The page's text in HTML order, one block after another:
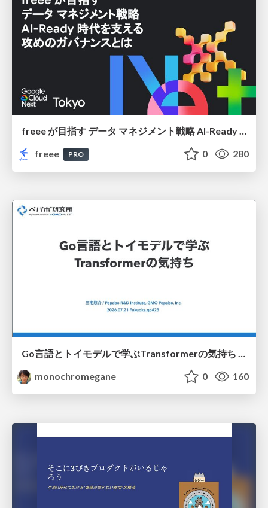
freee が目指す データ マネジメント戦略 AI-Ready 時代を支える 攻めのガバナンスとは
freee
PRO 0 280
Go言語とトイモデルで学ぶTransformerの気持ち / fukuokago23-transformer
monochromegane
0 160